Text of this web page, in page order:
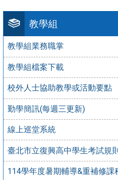
教學組
教學組業務職掌
教學組檔案下載
校外人士協助教學或活動要點
勤學簡訊(每週三更新)
線上巡堂系統
臺北市立復興高中學生考試規
114學年度暑期輔導&重補修課